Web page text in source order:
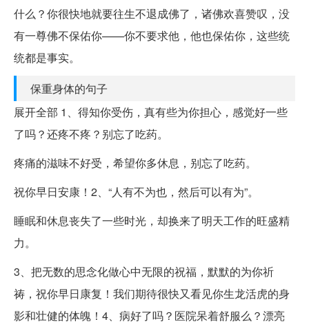
什么？你很快地就要往生不退成佛了，诸佛欢喜赞叹，没
有一尊佛不保佑你——你不要求他，他也保佑你，这些统
统都是事实。
保重身体的句子
展开全部 1、得知你受伤，真有些为你担心，感觉好一些
了吗？还疼不疼？别忘了吃药。
疼痛的滋味不好受，希望你多休息，别忘了吃药。
祝你早日安康！2、“人有不为也，然后可以有为”。
睡眠和休息丧失了一些时光，却换来了明天工作的旺盛精
力。
3、把无数的思念化做心中无限的祝福，默默的为你祈
祷，祝你早日康复！我们期待很快又看见你生龙活虎的身
影和壮健的体魄！4、病好了吗？医院呆着舒服么？漂亮